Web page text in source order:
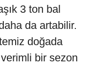
3 ton bal
da artabilir.
doğada
bir sezon